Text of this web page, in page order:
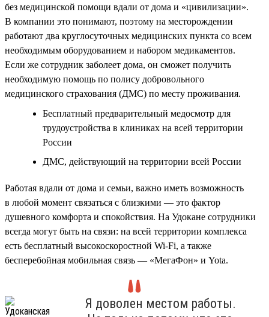
без медицинской помощи вдали от дома и «цивилизации».
В компании это понимают, поэтому на месторождении
работают два круглосуточных медицинских пункта со всем
необходимым оборудованием и набором медикаментов.
Если же сотрудник заболеет дома, он сможет получить
необходимую помощь по полису добровольного
медицинского страхования (ДМС) по месту проживания.
Бесплатный предварительный медосмотр для
трудоустройства в клиниках на всей территории
России
ДМС, действующий на территории всей России
Работая вдали от дома и семьи, важно иметь возможность
в любой момент связаться с близкими — это фактор
душевного комфорта и спокойствия. На Удокане сотрудники
всегда могут быть на связи: на всей территории комплекса
есть бесплатный высокоскоростной Wi-Fi, а также
бесперебойная мобильная связь — «МегаФон» и Yota.
Я доволен местом работы.